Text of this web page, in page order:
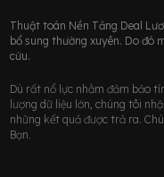
Thuật toán Nền Tảng Deal
bổ sung thường xuyên. Do đó
cứu.
Dù rất nổ lực nhằm đảm bảo
lượng dữ liệu lớn, chúng tôi
những kết quả được trả ra.
Bạn.